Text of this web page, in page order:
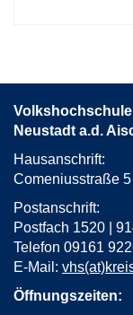
Volkshochschule
Neustadt a.d.
Hausanschrift:
Comeniusstraße
Postanschrift:
Postfach 1520 |
Telefon 09161
E-Mail:
Öffnungszeiten: